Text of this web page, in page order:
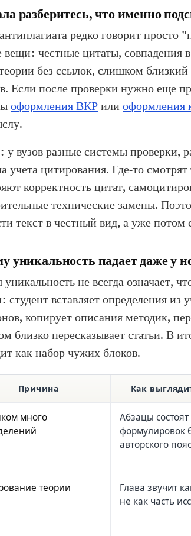
разберитесь, что именно
редко говорит
вещи: честные цитаты, совпадения
без ссылок, слишком
Если после проверки нужно еще
оформления ВКРили оформления
вузов разные системы проверки,
учета цитирования. Где-то
корректность цитат,
технические замены.
текст в честный вид, а уже потом
уникальность падает даже у
уникальность не всегда означает,
студент вставляет определения
копирует описания методик,
близко пересказывает статьи. В
как набор чужих блоков.
Причина Как
много
Абзацы
формулировок
авторского
теории
Глава звучит
не как часть